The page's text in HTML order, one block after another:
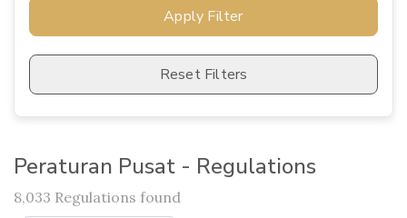
Apply Filter
Reset Filters
Peraturan Pusat - Regulations
8,033 Regulations found